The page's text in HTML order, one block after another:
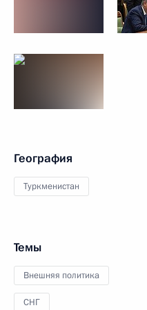
География
Туркменистан
Темы
Внешняя политика
СНГ